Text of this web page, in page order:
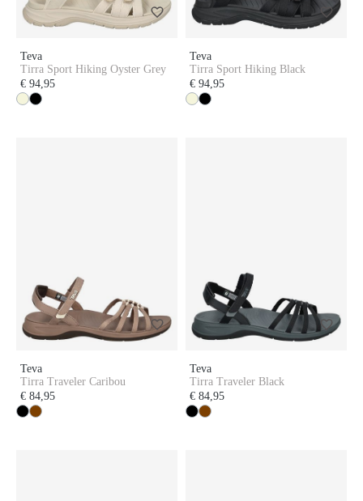
Teva
Tirra Sport Hiking Oyster Grey
€ 94,95
Teva
Tirra Sport Hiking Black
€ 94,95
Teva
Tirra Traveler Caribou
€ 84,95
Teva
Tirra Traveler Black
€ 84,95